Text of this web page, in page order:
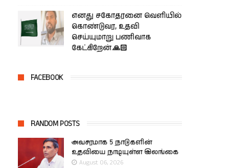
எனது சகோதரனை வெளியில்
கொண்டுவர, உதவி
செய்யுமாறு பணிவாக
கேட்கிறேன்.🙏🏻
FACEBOOK
RANDOM POSTS
அவசரமாக 5 நாடுகளின்
உதவியை நாடியுள்ள இலங்கை
August 06, 2026